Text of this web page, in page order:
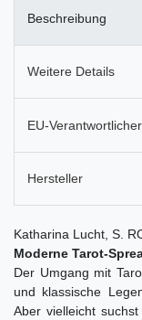
Beschreibung
Weitere Details
EU-Verantwortlicher
Hersteller
Katharina Lucht, S.
Moderne Tarot-
Der Umgang mit
und klassische
Aber vielleicht